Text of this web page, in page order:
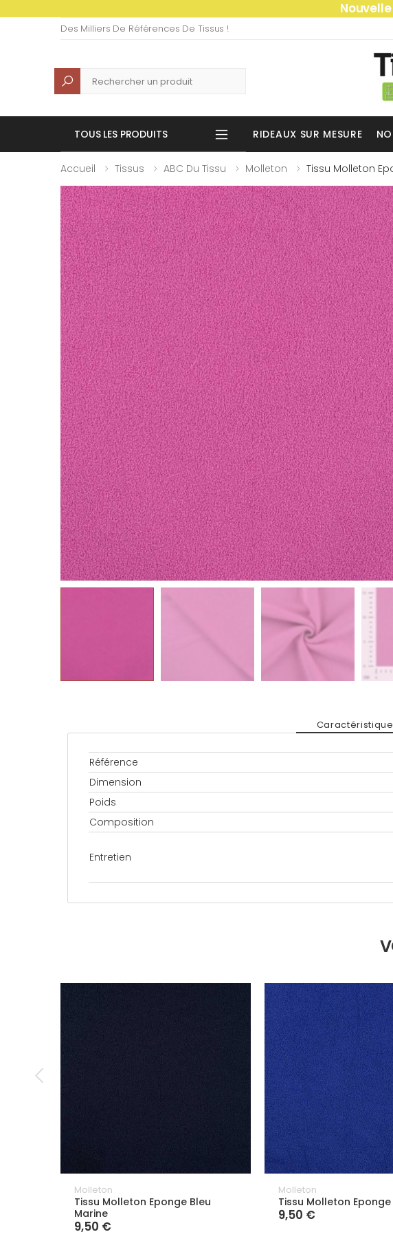
Des Milliers De Références De Tissus !
Recherche
TOUS LES PRODUITS RIDEAUX SUR MESURE
Accueil Tissus ABC Du Tissu Molleton Tissu Molleton
Référence
Dimension
Poids
Composition
Entretien
Molleton
Tissu Molleton Eponge Bleu
Marine
9,50 €
Molleton
Tissu Molleton Eponge
9,50 €